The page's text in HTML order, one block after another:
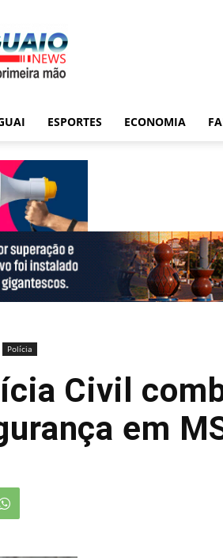
ESPORTES ECONOMIA
Polícia
Civil
em